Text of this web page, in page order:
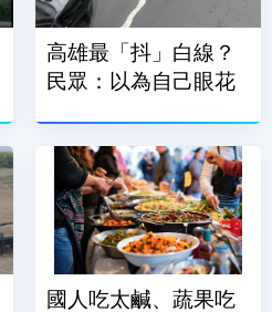
高雄最「抖」白線？
民眾：以為自己眼花
國人吃太鹹、蔬果吃